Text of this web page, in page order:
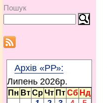
Пошук
Архів «РР»:
Липень 2026p.
Пн Вт Ср Чт Пт Сб Нд